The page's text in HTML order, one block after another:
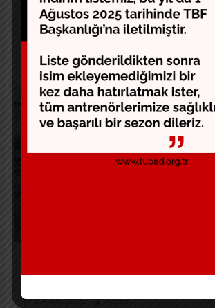
5 dışarı çözülürler ve 5 topu alır. 1 kornere
Devam
5 Aralık 2018 tubad